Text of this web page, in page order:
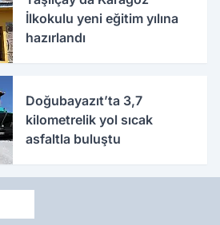
İlkokulu yeni eğitim yılına
hazırlandı
Doğubayazıt’ta 3,7
kilometrelik yol sıcak
asfaltla buluştu